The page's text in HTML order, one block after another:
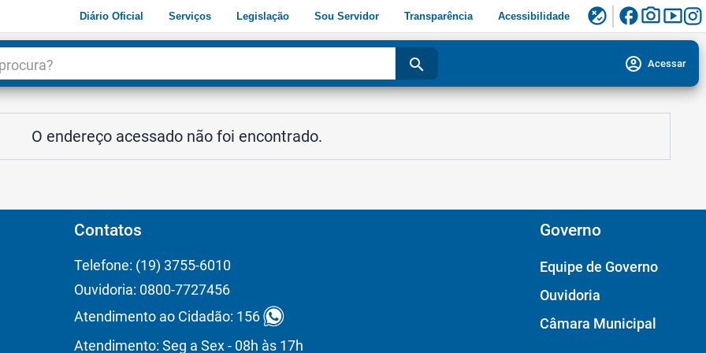
Diário Oficial Serviços Legislação Sou Servidor Transparência Acessibilidade flaky facebookphoto_camerasmart_display
search account_circle Acessar
O endereço acessado não foi encontrado.
Contatos
Telefone: (19) 3755-6010
Ouvidoria: 0800-7727456
Atendimento ao Cidadão: 156
Atendimento: Seg a Sex - 08h às 17h
Governo
Equipe de Governo
Ouvidoria
Câmara Municipal